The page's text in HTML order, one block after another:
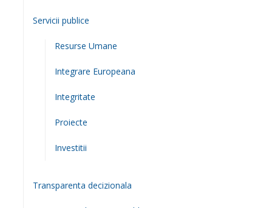
Servicii publice
Resurse Umane
Integrare Europeana
Integritate
Proiecte
Investitii
Transparenta decizionala